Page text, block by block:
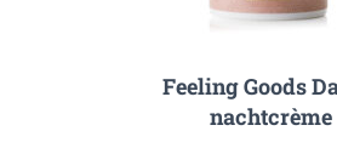
Feeling Goods
nachtcrème